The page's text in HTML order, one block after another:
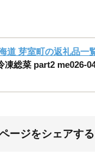
道 芽室町の返礼品一
凍総菜 part2
ージをシェアする